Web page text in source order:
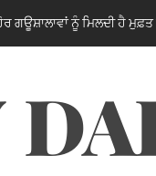
ਹੈ ਮੁਫ਼ਤ ਬਿਜਲੀ ਦੀ